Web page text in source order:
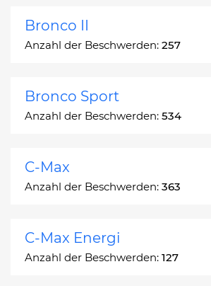
Bronco II
Anzahl der Beschwerden: 257
Bronco Sport
Anzahl der Beschwerden: 534
C-Max
Anzahl der Beschwerden: 363
C-Max Energi
Anzahl der Beschwerden: 127